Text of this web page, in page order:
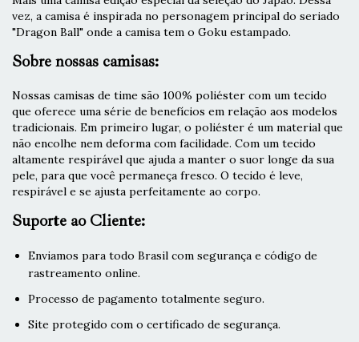
vez, a camisa é inspirada no personagem principal do seriado
"Dragon Ball" onde a camisa tem o Goku estampado.
Sobre nossas camisas:
Nossas camisas de time são 100% poliéster com um tecido
que oferece uma série de benefícios em relação aos modelos
tradicionais. Em primeiro lugar, o poliéster é um material que
não encolhe nem deforma com facilidade. Com um tecido
altamente respirável que ajuda a manter o suor longe da sua
pele, para que você permaneça fresco. O tecido é leve,
respirável e se ajusta perfeitamente ao corpo.
Suporte ao Cliente:
Enviamos para todo Brasil com segurança e código de
rastreamento online.
Processo de pagamento totalmente seguro.
Site protegido com o certificado de segurança.